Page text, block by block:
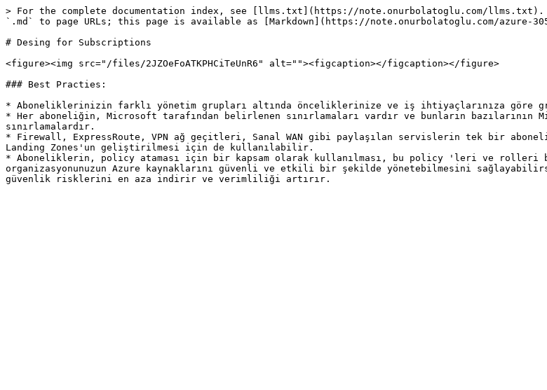
> For the complete documentation index, see [llms.txt](https://note.onurbolatoglu.com/llms.txt).
`.md` to page URLs; this page is available as [Markdown](https://note.onurbolatoglu.com/azure-
# Desing for Subscriptions
<figure><img src="/files/2JZOeFoATKPHCiTeUnR6" alt=""><figcaption></figcaption></figure>
### Best Practies:
* Aboneliklerinizin farklı yönetim grupları altında önceliklerinize ve iş ihtiyaçlarınıza göre
* Her aboneliğin, Microsoft tarafından belirlenen sınırlamaları vardır ve bunların
sınırlamalardır.
* Firewall, ExpressRoute, VPN ağ geçitleri, Sanal WAN gibi paylaşılan servislerin tek bir
Landing Zones'un geliştirilmesi için de kullanılabilir.
* Aboneliklerin, policy ataması için bir kapsam olarak kullanılması, bu policy 'leri ve rolleri
organizasyonunuzun Azure kaynaklarını güvenli ve etkili bir şekilde yönetebilmesini